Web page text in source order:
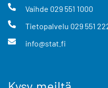
Vaihde 029 551 1000
Tietopalvelu 029 551
info@stat.fi